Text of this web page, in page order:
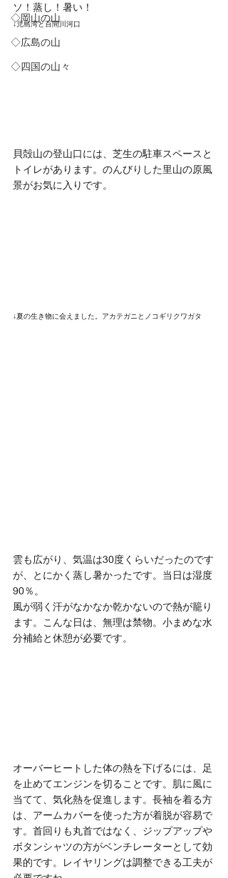
◇岡山の山
◇広島の山
◇四国の山々
ソ！蒸し！暑い！
↓児島湾と百間川河口
貝殻山の登山口には、芝生の駐車スペースと
トイレがあります。のんびりした里山の原風
景がお気に入りです。
↓夏の生き物に会えました。アカテガニとノコギリクワガタ
雲も広がり、気温は30度くらいだったのです
が、とにかく蒸し暑かったです。当日は湿度
90％。
風が弱く汗がなかなか乾かないので熱が籠り
ます。こんな日は、無理は禁物。小まめな水
分補給と休憩が必要です。
オーバーヒートした体の熱を下げるには、足
を止めてエンジンを切ることです。肌に風に
当てて、気化熱を促進します。長袖を着る方
は、アームカバーを使った方が着脱が容易で
す。首回りも丸首ではなく、ジップアップや
ボタンシャツの方がベンチレーターとして効
果的です。レイヤリングは調整できる工夫が